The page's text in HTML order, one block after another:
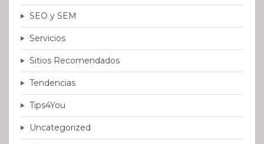
SEO y SEM
Servicios
Sitios Recomendados
Tendencias
Tips4You
Uncategorized